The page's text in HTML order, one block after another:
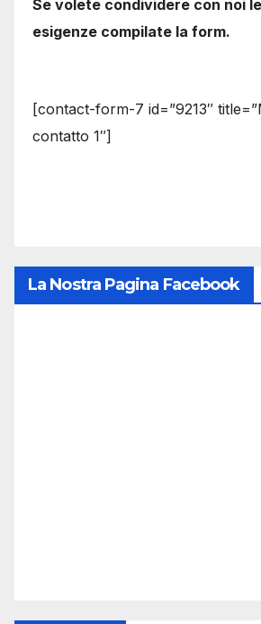
Se volete condividere con noi
esigenze compilate la form.
[contact-form-7 id=”9213″
contatto 1″]
La Nostra Pagina Facebook